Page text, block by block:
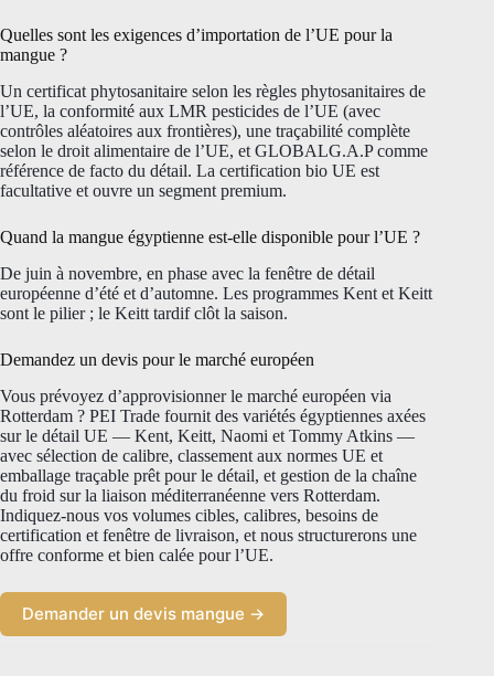
Quelles sont les exigences d’importation de l’UE pour la
mangue ?
Un certificat phytosanitaire selon les règles phytosanitaires de
l’UE, la conformité aux LMR pesticides de l’UE (avec
contrôles aléatoires aux frontières), une traçabilité complète
selon le droit alimentaire de l’UE, et GLOBALG.A.P comme
référence de facto du détail. La certification bio UE est
facultative et ouvre un segment premium.
Quand la mangue égyptienne est-elle disponible pour l’UE ?
De juin à novembre, en phase avec la fenêtre de détail
européenne d’été et d’automne. Les programmes Kent et Keitt
sont le pilier ; le Keitt tardif clôt la saison.
Demandez un devis pour le marché européen
Vous prévoyez d’approvisionner le marché européen via
Rotterdam ? PEI Trade fournit des variétés égyptiennes axées
sur le détail UE — Kent, Keitt, Naomi et Tommy Atkins —
avec sélection de calibre, classement aux normes UE et
emballage traçable prêt pour le détail, et gestion de la chaîne
du froid sur la liaison méditerranéenne vers Rotterdam.
Indiquez-nous vos volumes cibles, calibres, besoins de
certification et fenêtre de livraison, et nous structurerons une
offre conforme et bien calée pour l’UE.
Demander un devis mangue →